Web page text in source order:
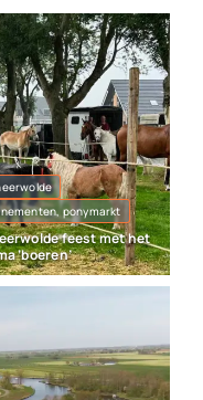
ponymarkt
feest met het
‘boeren’